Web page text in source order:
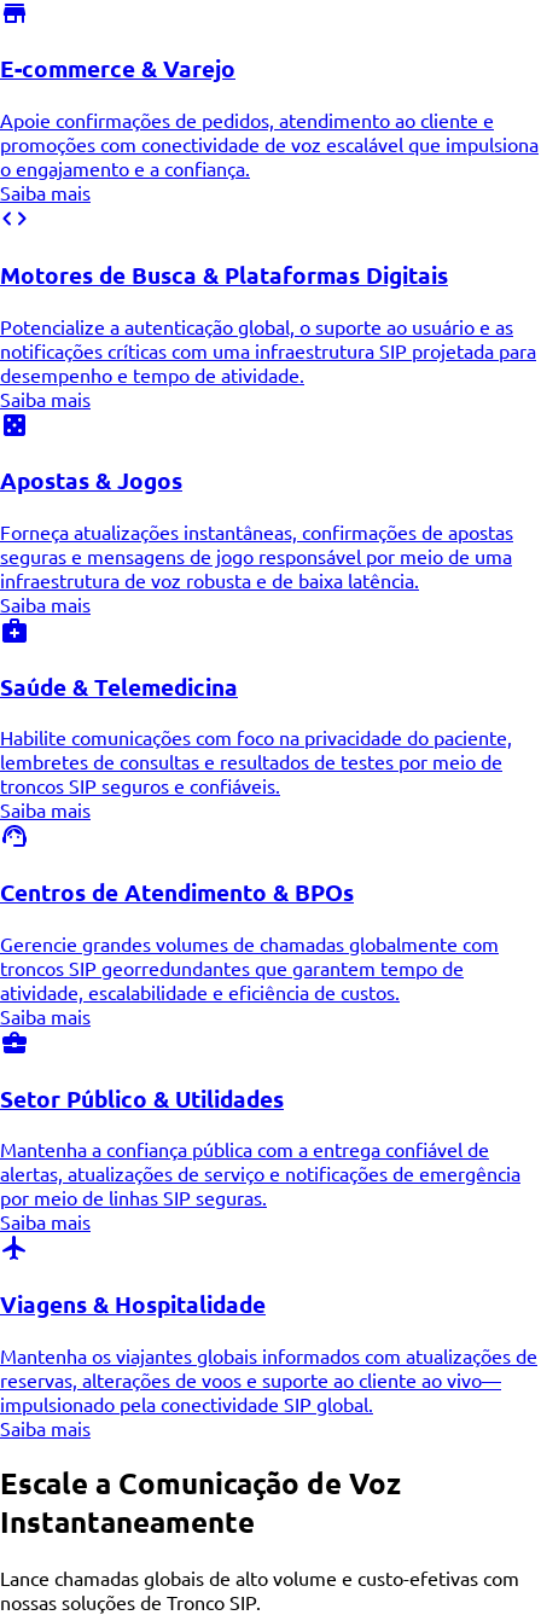
E-commerce & Varejo
Apoie confirmações de pedidos, atendimento ao cliente e
promoções com conectividade de voz escalável que impulsiona
o engajamento e a confiança.
Saiba mais
Motores de Busca & Plataformas Digitais
Potencialize a autenticação global, o suporte ao usuário e as
notificações críticas com uma infraestrutura SIP projetada para
desempenho e tempo de atividade.
Saiba mais
Apostas & Jogos
Forneça atualizações instantâneas, confirmações de apostas
seguras e mensagens de jogo responsável por meio de uma
infraestrutura de voz robusta e de baixa latência.
Saiba mais
Saúde & Telemedicina
Habilite comunicações com foco na privacidade do paciente,
lembretes de consultas e resultados de testes por meio de
troncos SIP seguros e confiáveis.
Saiba mais
Centros de Atendimento & BPOs
Gerencie grandes volumes de chamadas globalmente com
troncos SIP georredundantes que garantem tempo de
atividade, escalabilidade e eficiência de custos.
Saiba mais
Setor Público & Utilidades
Mantenha a confiança pública com a entrega confiável de
alertas, atualizações de serviço e notificações de emergência
por meio de linhas SIP seguras.
Saiba mais
Viagens & Hospitalidade
Mantenha os viajantes globais informados com atualizações de
reservas, alterações de voos e suporte ao cliente ao vivo—
impulsionado pela conectividade SIP global.
Saiba mais
Escale a Comunicação de Voz
Instantaneamente
Lance chamadas globais de alto volume e custo-efetivas com
nossas soluções de Tronco SIP.